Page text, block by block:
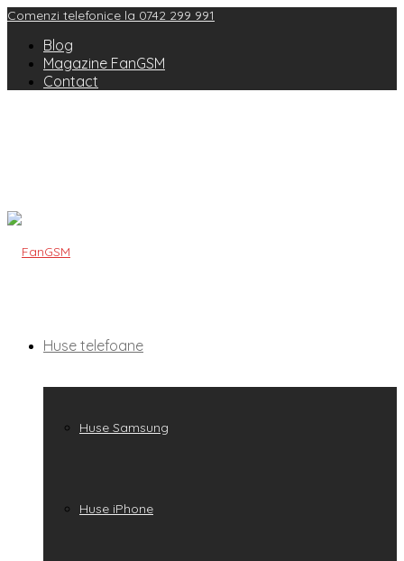
Comenzi telefonice la 0742 299 991
Blog
Magazine FanGSM
Contact
Huse telefoane
Huse Samsung
Huse iPhone